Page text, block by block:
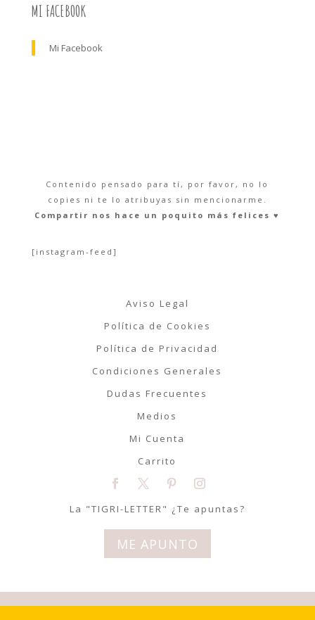
MI FACEBOOK
Mi Facebook
Contenido pensado para tí, por favor, no lo
copies ni te lo atribuyas sin mencionarme.
Compartir nos hace un poquito más felices ♥︎
[instagram-feed]
Aviso Legal
Política de Cookies
Política de Privacidad
Condiciones Generales
Dudas Frecuentes
Medios
Mi Cuenta
Carrito
La "TIGRI-LETTER" ¿Te apuntas?
ME APUNTO